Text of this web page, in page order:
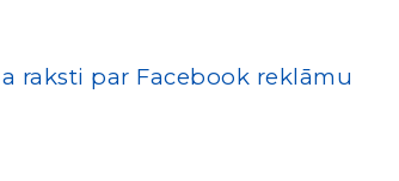
raksti par Facebook reklāmu